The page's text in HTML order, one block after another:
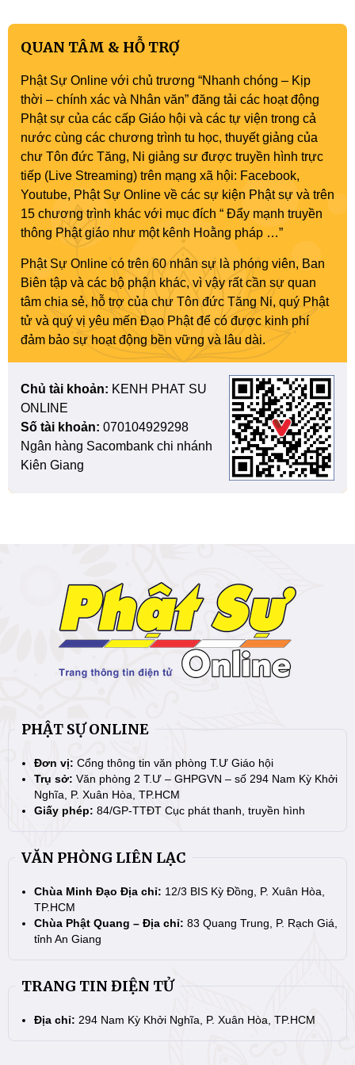
QUAN TÂM & HỖ TRỢ
Phật Sự Online với chủ trương “Nhanh chóng – Kịp
thời – chính xác và Nhân văn” đăng tải các hoạt động
Phật sự của các cấp Giáo hội và các tự viện trong cả
nước cùng các chương trình tu học, thuyết giảng của
chư Tôn đức Tăng, Ni giảng sư được truyền hình trực
tiếp (Live Streaming) trên mạng xã hội: Facebook,
Youtube, Phật Sự Online về các sự kiện Phật sự và trên
15 chương trình khác với mục đích “ Đẩy mạnh truyền
thông Phật giáo như một kênh Hoằng pháp …”
Phật Sự Online có trên 60 nhân sự là phóng viên, Ban
Biên tập và các bộ phận khác, vì vậy rất cần sự quan
tâm chia sẻ, hỗ trợ của chư Tôn đức Tăng Ni, quý Phật
tử và quý vị yêu mến Đạo Phật để có được kinh phí
đảm bảo sự hoạt động bền vững và lâu dài.
Chủ tài khoản: KENH PHAT SU
ONLINE
Số tài khoản: 070104929298
Ngân hàng Sacombank chi nhánh
Kiên Giang
PHẬT SỰ ONLINE
Đơn vị: Cổng thông tin văn phòng T.Ư Giáo hội
Trụ sở: Văn phòng 2 T.Ư – GHPGVN – số 294 Nam Kỳ Khởi
Nghĩa, P. Xuân Hòa, TP.HCM
Giấy phép: 84/GP-TTĐT Cục phát thanh, truyền hình
VĂN PHÒNG LIÊN LẠC
Chùa Minh Đạo Địa chỉ: 12/3 BIS Kỳ Đồng, P. Xuân Hòa,
TP.HCM
Chùa Phật Quang – Địa chỉ: 83 Quang Trung, P. Rạch Giá,
tỉnh An Giang
TRANG TIN ĐIỆN TỬ
Địa chỉ: 294 Nam Kỳ Khởi Nghĩa, P. Xuân Hòa, TP.HCM